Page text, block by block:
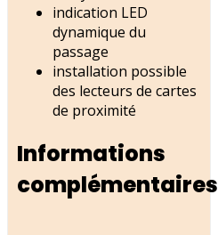
indication LED
dynamique du
passage
installation possible
des lecteurs de cartes
de proximité
Informations
complémentaires